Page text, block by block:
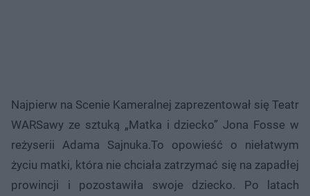
Najpierw na Scenie Kameralnej zaprezentował się Teatr
WARSawy ze sztuką „Matka i dziecko” Jona Fosse w
reżyserii Adama Sajnuka.To opowieść o niełatwym
życiu matki, która nie chciała zatrzymać się na zapadłej
prowincji i pozostawiła swoje dziecko. Po latach